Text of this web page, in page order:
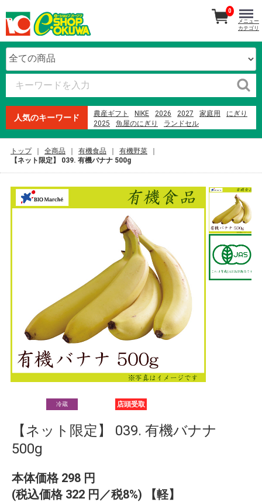
人気のキーワード 農産ギフト NIKE 2026 2027 家庭用
にぎり
2025
魚屋のにぎり
ランドセル
ウイスキー
米
0
メニュー
カテゴリ
トップ 全商品 有機食品
有機野菜
【ネット限定】 039. 有機バナナ 500g
冷蔵 店頭受取
【ネット限定】 039. 有機バナナ
500g
本体価格 298 円
(税込価格 322 円／税8%) 【軽】